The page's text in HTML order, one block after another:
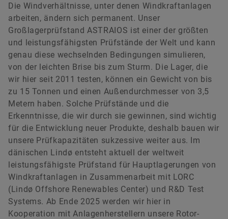
Die Windverhältnisse, unter denen Windkraftanlagen
arbeiten, ändern sich permanent. Unser
Großlagerprüfstand ASTRAIOS ist einer der größten
und leistungsfähigsten Prüfstände der Welt und kann
genau diese wechselnden Bedingungen simulieren,
von der leichten Brise bis zum Sturm. Die Lager, die
wir hier seit 2011 testen, können ein Gewicht von bis
zu 15 Tonnen und einen Außendurchmesser von 3,5
Metern haben. Solche Prüfstände und die
Erkenntnisse, die wir durch sie gewinnen, sind wichtig
für die Entwicklung neuer Produkte, deshalb bauen wir
unsere Prüfkapazitäten sukzessive weiter aus. Im
dänischen Lindø entsteht aktuell der weltweit
leistungsfähigste Prüfstand für Hauptlagerungen von
Windkraftanlagen in Zusammenarbeit mit LORC
(Lindø Offshore Renewables Center) und R&D Test
Systems. Ab Ende 2025 werden wir hier in
Kooperation mit Anlagenherstellern unsere Rotor-